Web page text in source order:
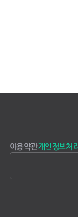
이용약관개인정보처